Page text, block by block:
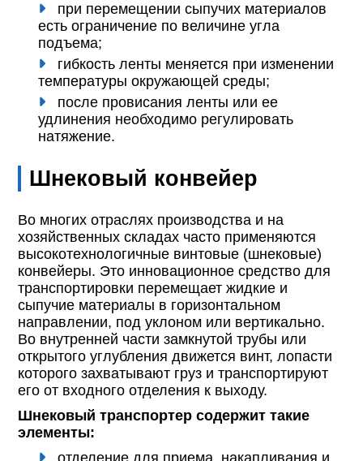
при перемещении сыпучих материалов
есть ограничение по величине угла
подъема;
гибкость ленты меняется при изменении
температуры окружающей среды;
после провисания ленты или ее
удлинения необходимо регулировать
натяжение.
Шнековый конвейер
Во многих отраслях производства и на
хозяйственных складах часто применяются
высокотехнологичные винтовые (шнековые)
конвейеры. Это инновационное средство для
транспортировки перемещает жидкие и
сыпучие материалы в горизонтальном
направлении, под уклоном или вертикально.
Во внутренней части замкнутой трубы или
открытого углубления движется винт, лопасти
которого захватывают груз и транспортируют
его от входного отделения к выходу.
Шнековый транспортер содержит такие
элементы: